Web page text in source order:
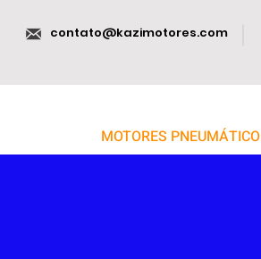
contato@kazimotores.com
MOTORES PNEUMÁTICO